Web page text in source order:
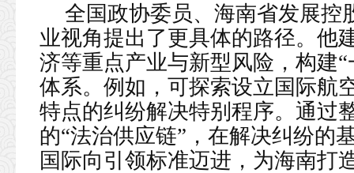
全国政协委员、海南省发展控
业视角提出了更具体的路径。他
济等重点产业与新型风险，构建
体系。例如，可探索设立国际航
特点的纠纷解决特别程序。通过
的“法治供应链”，在解决纠纷的
国际向引领标准迈进，为海南打